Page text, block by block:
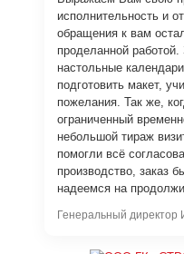
исполнительность и
обращения к вам
проделанной
настольные
подготовить макет,
пожелания. Так же,
ограниченный
небольшой тираж
помогли всё
производство, заказ
надеемся на
Генеральный директор